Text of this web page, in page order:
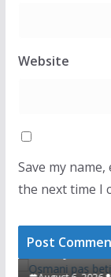
Website
Save my
the next time I
dhe